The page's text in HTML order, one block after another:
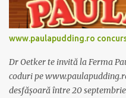
www.paulapudding.ro
Dr Oetker te invită la Ferma
coduri pe
desfășoară între 20